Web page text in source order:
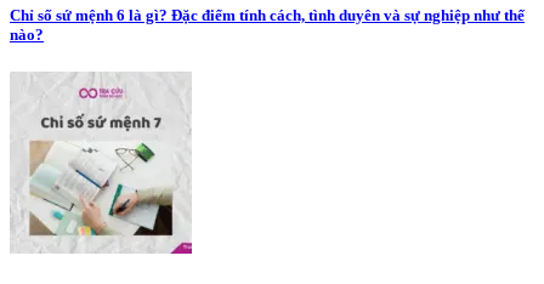
Chỉ số sứ mệnh 6 là gì? Đặc điểm tính cách, tình duyên và sự nghiệp như thế
nào?